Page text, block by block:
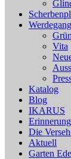
Werdegang
Vita
Katalog
Blog
IKARUS
Die
Aktuell
Garten